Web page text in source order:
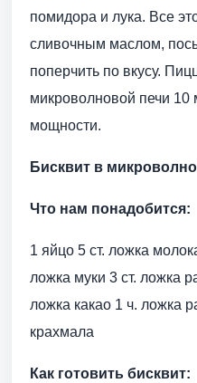
помидора и лука. Все
сливочным маслом,
поперчить по вкусу.
микроволновой печи 10
мощности.
Бисквит в
Что нам понадобится:
1 яйцо 5 ст. ложка
ложка муки 3 ст. ложка
ложка какао 1 ч. ложка
крахмала
Как готовить бисквит: